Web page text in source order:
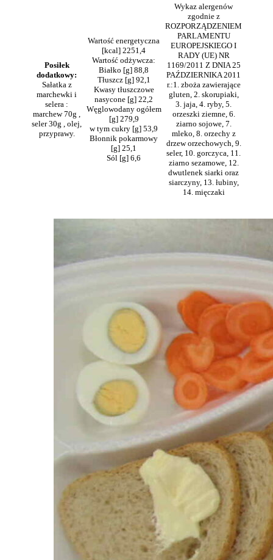
Posiłek
dodatkowy:
Sałatka z
marchewki i
selera :
marchew 70g ,
seler 30g , olej,
przyprawy.
Wartość energetyczna
[kcal] 2251,4
Wartość odżywcza:
Białko [g] 88,8
Tłuszcz [g] 92,1
Kwasy tłuszczowe
nasycone [g] 22,2
Węglowodany ogółem
[g] 279,9
w tym cukry [g] 53,9
Błonnik pokarmowy
[g] 25,1
Sól [g] 6,6
Wykaz alergenów
zgodnie z
ROZPORZĄDZENIEM
PARLAMENTU
EUROPEJSKIEGO I
RADY (UE) NR
1169/2011 Z DNIA 25
PAŹDZIERNIKA 2011
r.:1. zboża zawierające
gluten, 2. skorupiaki,
3. jaja, 4. ryby, 5.
orzeszki ziemne, 6.
ziarno sojowe, 7.
mleko, 8. orzechy z
drzew orzechowych, 9.
seler, 10. gorczyca, 11.
ziarno sezamowe, 12.
dwutlenek siarki oraz
siarczyny, 13. łubiny,
14. mięczaki